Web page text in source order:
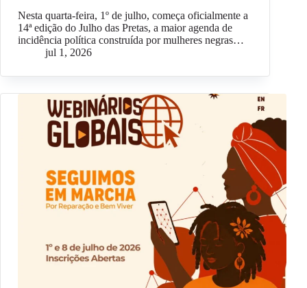
Nesta quarta-feira, 1º de julho, começa oficialmente a
14ª edição do Julho das Pretas, a maior agenda de
incidência política construída por mulheres negras…
jul 1, 2026